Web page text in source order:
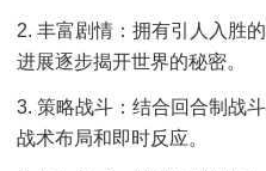
2. 丰富剧情：拥有引人入胜
进展逐步揭开世界的秘密。
3. 策略战斗：结合回合制战
战术布局和即时反应。